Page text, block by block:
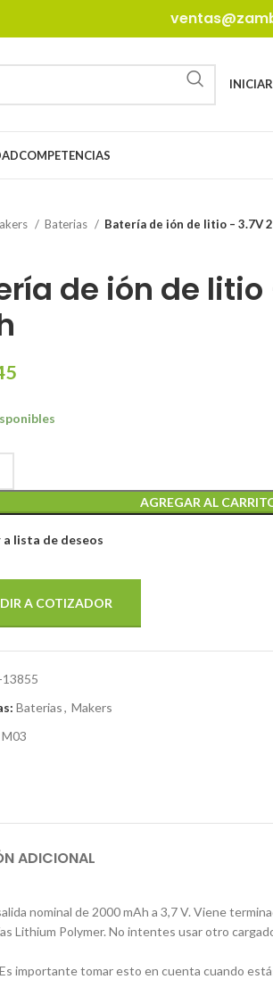
COMPETENCIAS
Baterias Batería de ión de litio – 3.7V
de ión de litio
AGREGAR AL
lista de deseos
A COTIZADOR
13855
Baterias, Makers
M03
ADICIONAL
nominal de 2000 mAh a 3,7 V. Viene
Lithium Polymer. No intentes usar otro
importante tomar esto en cuenta cuando